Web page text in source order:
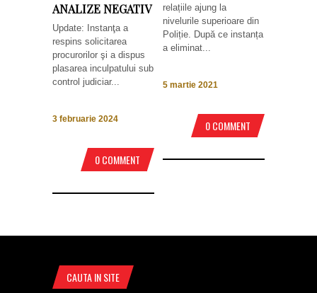
ANALIZE NEGATIV
Update: Instanţa a
respins solicitarea
procurorilor şi a dispus
plasarea inculpatului sub
control judiciar...
3 februarie 2024
0 COMMENT
relațiile ajung la
nivelurile superioare din
Poliție. După ce instanța
a eliminat...
5 martie 2021
0 COMMENT
CAUTA IN SITE